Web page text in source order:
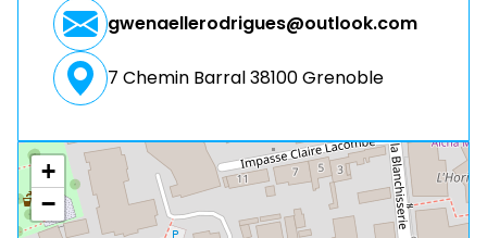
gwenaellerodrigues@outlook.com
7 Chemin Barral 38100 Grenoble
+
−